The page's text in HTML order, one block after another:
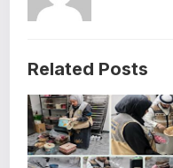
Related Posts